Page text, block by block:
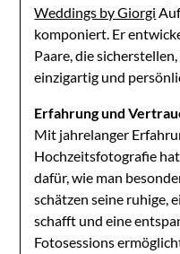
Weddings by Giorgi
komponiert. Er
Paare, die
einzigartig und
Erfahrung und
Mit jahrelanger
Hochzeitsfotografie
dafür, wie man
schätzen seine ruhige,
schafft und eine
Fotosessions